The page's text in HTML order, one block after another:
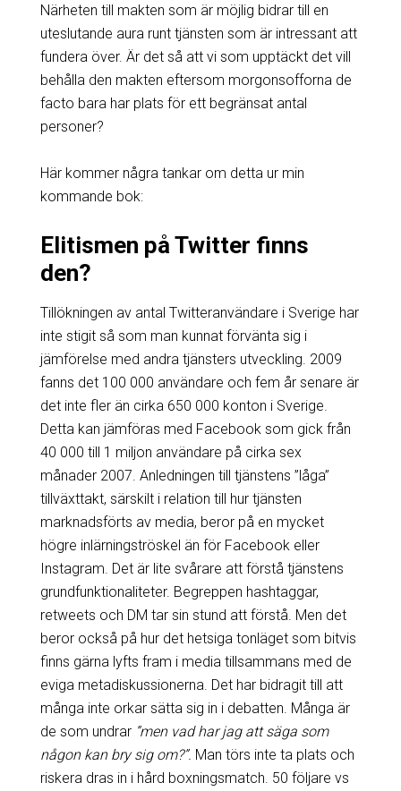
Närheten till makten som är möjlig bidrar till en
uteslutande aura runt tjänsten som är intressant att
fundera över. Är det så att vi som upptäckt det vill
behålla den makten eftersom morgonsofforna de
facto bara har plats för ett begränsat antal
personer?
Här kommer några tankar om detta ur min
kommande bok:
Elitismen på Twitter finns
den?
Tillökningen av antal Twitteranvändare i Sverige har
inte stigit så som man kunnat förvänta sig i
jämförelse med andra tjänsters utveckling. 2009
fanns det 100 000 användare och fem år senare är
det inte fler än cirka 650 000 konton i Sverige.
Detta kan jämföras med Facebook som gick från
40 000 till 1 miljon användare på cirka sex
månader 2007. Anledningen till tjänstens ”låga”
tillväxttakt, särskilt i relation till hur tjänsten
marknadsförts av media, beror på en mycket
högre inlärningströskel än för Facebook eller
Instagram. Det är lite svårare att förstå tjänstens
grundfunktionaliteter. Begreppen hashtaggar,
retweets och DM tar sin stund att förstå. Men det
beror också på hur det hetsiga tonläget som bitvis
finns gärna lyfts fram i media tillsammans med de
eviga metadiskussionerna. Det har bidragit till att
många inte orkar sätta sig in i debatten. Många är
de som undrar ”men vad har jag att säga som
någon kan bry sig om?”. Man törs inte ta plats och
riskera dras in i hård boxningsmatch. 50 följare vs